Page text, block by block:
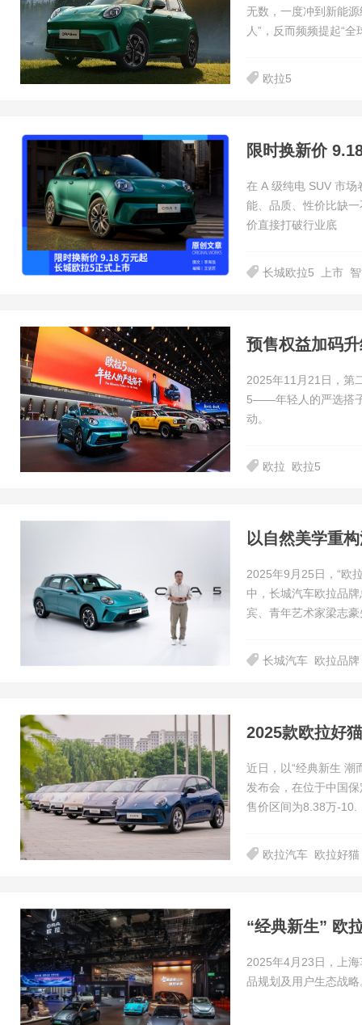
无数，一度冲到新能
人”，反而频频提起“全
欧拉5
在 A 级纯电 SUV 市
能、品质、性价比缺
价直接打破行业底
长城欧拉5 上市
2025年11月21日，第
5——年轻人的严选搭
动。
欧拉 欧拉5
以自然美学重
2025年9月25日，“欧
中，长城汽车欧拉品
宾、青年艺术家梁志
长城汽车 欧拉品牌
2025款欧拉好
近日，以“经典新生 潮
发布会，在位于中国
售价区间为8.38万-10.
欧拉汽车 欧拉好猫
“经典新生” 欧
2025年4月23日，上
品规划及用户生态战略